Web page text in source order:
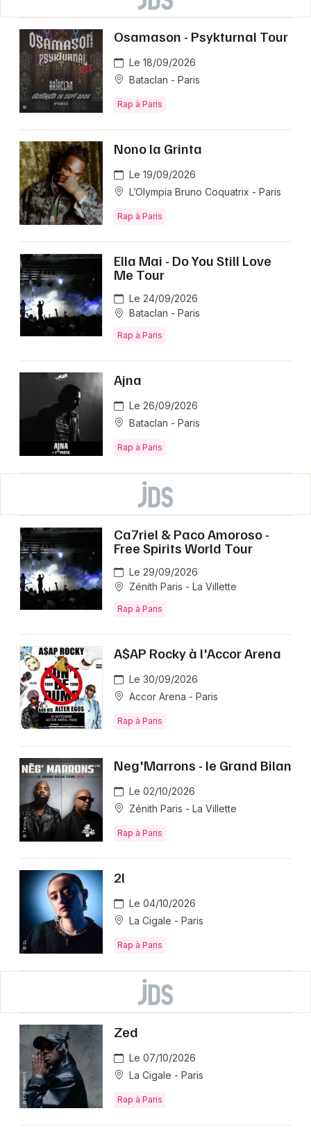
Osamason - Psykturnal Tour
Le 18/09/2026
Bataclan - Paris
Rap à Paris
Nono la Grinta
Le 19/09/2026
L’Olympia Bruno Coquatrix - Paris
Rap à Paris
Ella Mai - Do You Still Love
Me Tour
Le 24/09/2026
Bataclan - Paris
Rap à Paris
Ajna
Le 26/09/2026
Bataclan - Paris
Rap à Paris
Ca7riel & Paco Amoroso -
Free Spirits World Tour
Le 29/09/2026
Zénith Paris - La Villette
Rap à Paris
A$AP Rocky à l'Accor Arena
Le 30/09/2026
Accor Arena - Paris
Rap à Paris
Neg'Marrons - le Grand Bilan
Le 02/10/2026
Zénith Paris - La Villette
Rap à Paris
2l
Le 04/10/2026
La Cigale - Paris
Rap à Paris
Zed
Le 07/10/2026
La Cigale - Paris
Rap à Paris